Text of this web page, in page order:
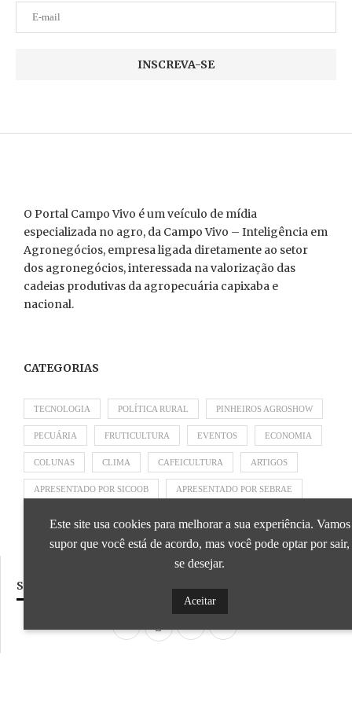
O Portal Campo Vivo é um veículo de mídia
especializada no agro, da Campo Vivo – Inteligência em
Agronegócios, empresa ligada diretamente ao setor
dos agronegócios, interessada na valorização das
cadeias produtivas da agropecuária capixaba e
nacional.
CATEGORIAS
TECNOLOGIA POLÍTICA RURAL PINHEIROS AGROSHOW
PECUÁRIA FRUTICULTURA EVENTOS ECONOMIA
COLUNAS CLIMA CAFEICULTURA ARTIGOS
APRESENTADO POR SICOOB APRESENTADO POR SEBRAE
SIGA NOSSAS REDES SOCIAIS
Este site usa cookies para melhorar a sua experiência. Vamos
supor que você está de acordo, mas você pode optar por sair,
se desejar.
Aceitar